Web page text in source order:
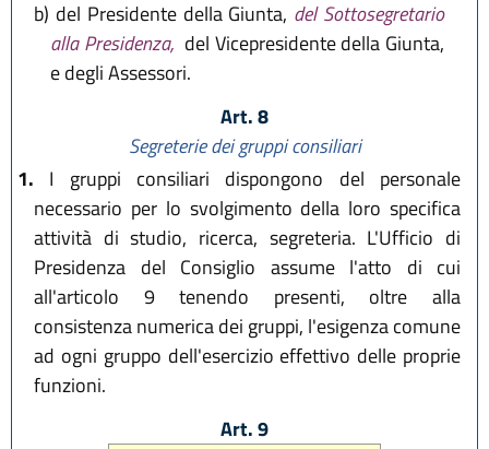
b) del Presidente della Giunta, del Sottosegretario
alla Presidenza, del Vicepresidente della Giunta,
e degli Assessori.
Art. 8
Segreterie dei gruppi consiliari
1. I gruppi consiliari dispongono del personale
necessario per lo svolgimento della loro specifica
attività di studio, ricerca, segreteria. L'Ufficio di
Presidenza del Consiglio assume l'atto di cui
all'articolo 9 tenendo presenti, oltre alla
consistenza numerica dei gruppi, l'esigenza comune
ad ogni gruppo dell'esercizio effettivo delle proprie
funzioni.
Art. 9